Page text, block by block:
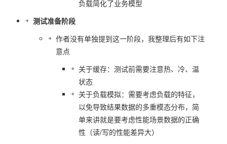
负载简化了业务模型
测试准备阶段
作者没有单独提到这一阶段，我整理后有如下注
意点
关于缓存：测试前需要注意热、冷、温
状态
关于负载模拟：需要考虑负载的特征，
以免导致结果数据的多重模态分布，简
单来讲就是要考虑性能场景数据的正确
性（读/写的性能差异大）